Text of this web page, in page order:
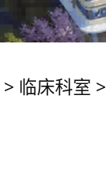
> 临床科室